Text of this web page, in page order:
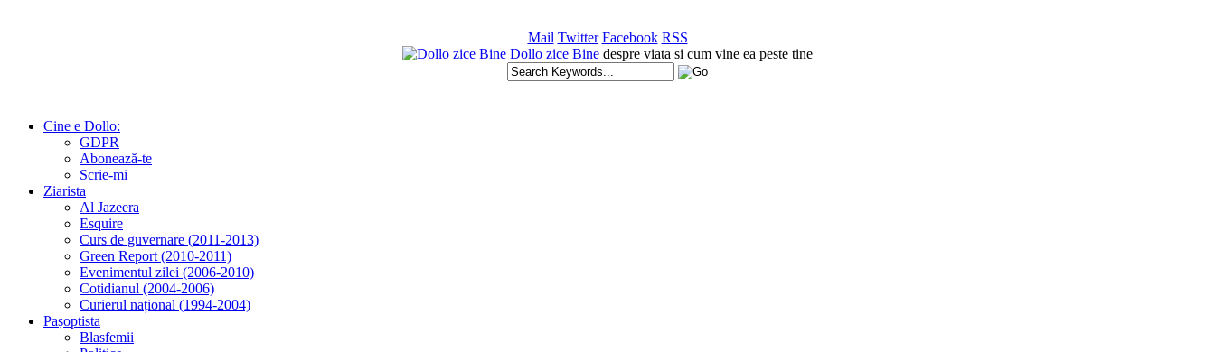
Mail Twitter Facebook RSS
Dollo zice Bine despre viata si cum vine ea peste tine
Cine e Dollo:
GDPR
Abonează-te
Scrie-mi
Ziarista
Al Jazeera
Esquire
Curs de guvernare (2011-2013)
Green Report (2010-2011)
Evenimentul zilei (2006-2010)
Cotidianul (2004-2006)
Curierul național (1994-2004)
Pașoptista
Blasfemii